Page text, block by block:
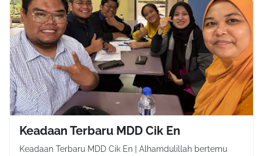
Keadaan Terbaru MDD Cik En
Keadaan Terbaru MDD Cik En | Alhamdulillah bertemu